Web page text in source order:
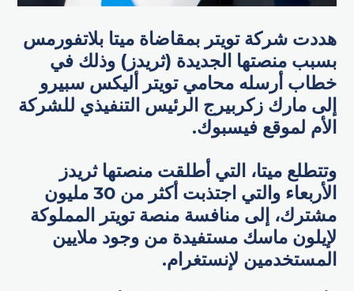
هددت شركة تويتر بمقاضاة ميتا بلاتفورمس
بسبب منصتها الجديدة (ثريدز) وذلك في
خطاب أرسله محامي تويتر أليكس سبيرو
إلى مارك زكربيرج الرئيس التنفيذي للشركة
الأم لموقع فيسبوك.
وتتطلع ميتا، التي أطلقت منصتها ثريدز
الأربعاء والتي اجتذبت أكثر من 30 مليون
مشترك، إلى منافسة منصة تويتر المملوكة
لإيلون ماسك مستفيدة من وجود ملايين
المستخدمين لإنستغرام.